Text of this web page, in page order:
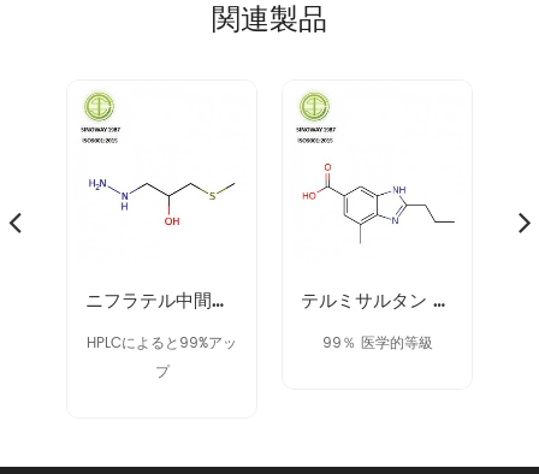
関連製品
ニフラテル中間体 14359-97-8
HPLCによると99%アッ
プ
テルミサルタン 中間体 152628-03-0
99％ 医学的等級